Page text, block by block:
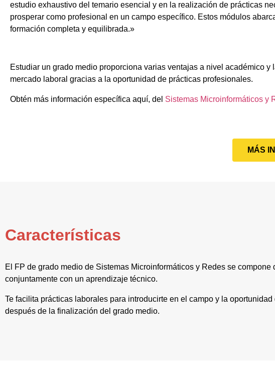
estudio exhaustivo del temario esencial y en la realización de prácticas
prosperar como profesional en un campo específico. Estos módulos
formación completa y equilibrada.»
Estudiar un grado medio proporciona varias ventajas a nivel académico
mercado laboral gracias a la oportunidad de prácticas profesionales.
Obtén más información específica aquí, del Sistemas Microinformáticos y
MÁS
Características
El FP de grado medio de Sistemas Microinformáticos y Redes se compone
conjuntamente con un aprendizaje técnico.
Te facilita prácticas laborales para introducirte en el campo y la
después de la finalización del grado medio.